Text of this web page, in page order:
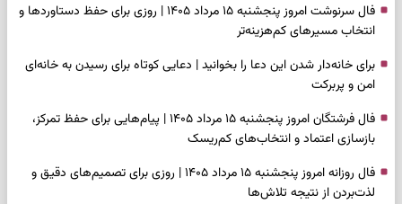
فال سرنوشت امروز پنجشنبه ۱۵ مرداد ۱۴۰۵ | روزی برای حفظ دستاوردها و
انتخاب مسیرهای کم‌هزینه‌تر
برای خانه‌دار شدن این دعا را بخوانید | دعایی کوتاه برای رسیدن به خانه‌ای
امن و پربرکت
فال فرشتگان امروز پنجشنبه ۱۵ مرداد ۱۴۰۵ | پیام‌هایی برای حفظ تمرکز،
بازسازی اعتماد و انتخاب‌های کم‌ریسک
فال روزانه امروز پنجشنبه ۱۵ مرداد ۱۴۰۵ | روزی برای تصمیم‌های دقیق و
لذت‌بردن از نتیجه تلاش‌ها